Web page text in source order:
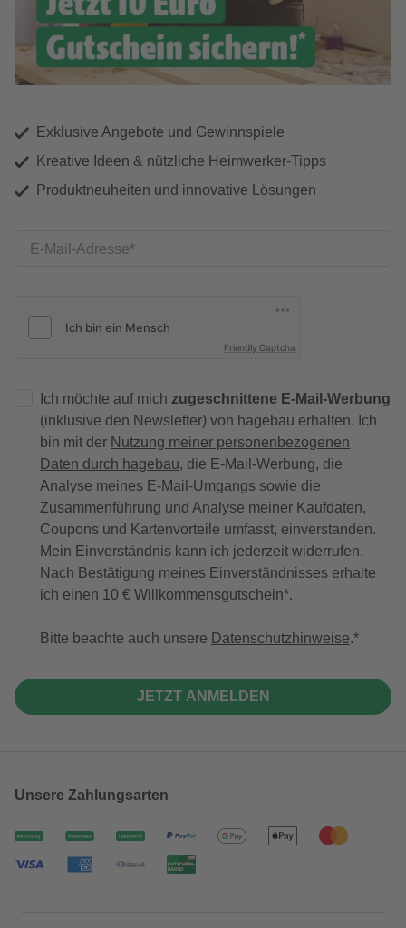
Exklusive Angebote und Gewinnspiele
Kreative Ideen & nützliche Heimwerker-Tipps
Produktneuheiten und innovative Lösungen
E-Mail-Adresse
Friendly Captcha
Ich möchte auf mich zugeschnittene E-Mail-Werbung
(inklusive den Newsletter) von hagebau erhalten. Ich
bin mit der Nutzung meiner personenbezogenen
Daten durch hagebau, die E-Mail-Werbung, die
Analyse meines E-Mail-Umgangs sowie die
Zusammenführung und Analyse meiner Kaufdaten,
Coupons und Kartenvorteile umfasst, einverstanden.
Mein Einverständnis kann ich jederzeit widerrufen.
Nach Bestätigung meines Einverständnisses erhalte
ich einen 10 € Willkommensgutschein*.
Bitte beachte auch unsere Datenschutzhinweise.
JETZT ANMELDEN
Unsere Zahlungsarten